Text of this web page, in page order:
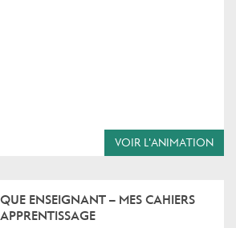
VOIR L'ANIMATION
ENSEIGNANT – MES CAHIERS